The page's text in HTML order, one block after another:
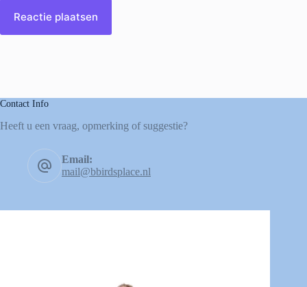
Reactie plaatsen
Contact Info
Heeft u een vraag, opmerking of suggestie?
Email:
mail@bbirdsplace.nl